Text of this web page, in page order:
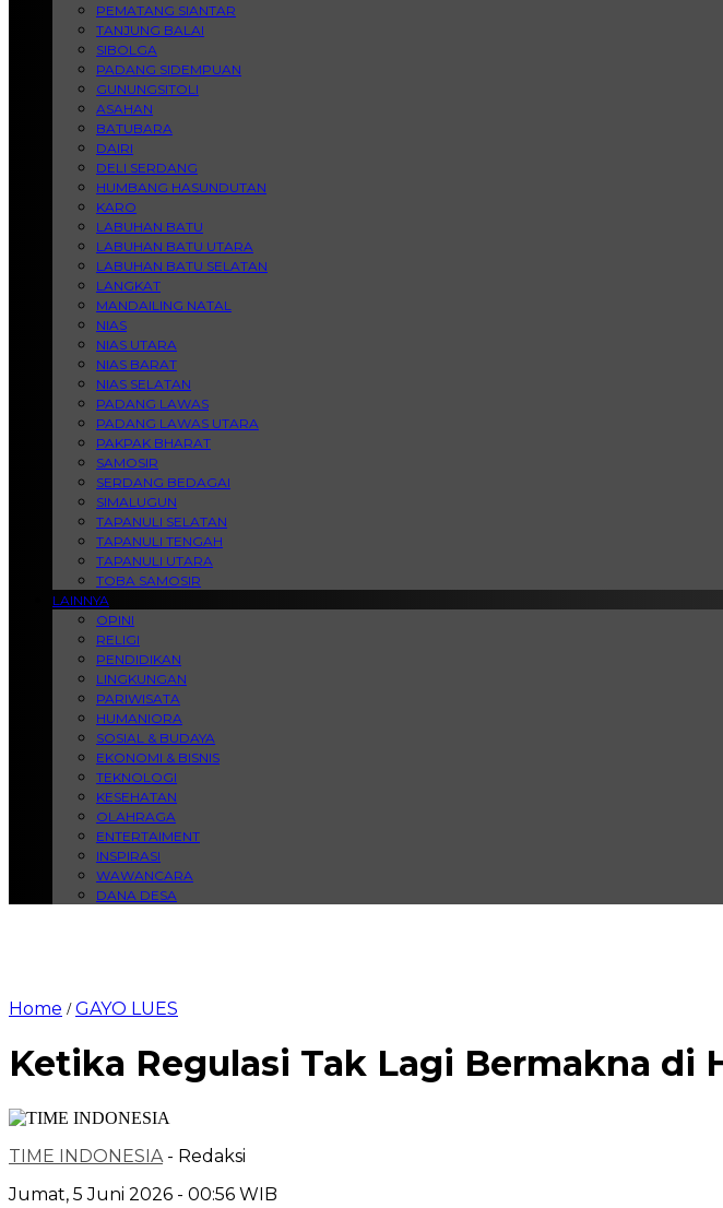
PEMATANG SIANTAR
TANJUNG BALAI
SIBOLGA
PADANG SIDEMPUAN
GUNUNGSITOLI
ASAHAN
BATUBARA
DAIRI
DELI SERDANG
HUMBANG HASUNDUTAN
KARO
LABUHAN BATU
LABUHAN BATU UTARA
LABUHAN BATU SELATAN
LANGKAT
MANDAILING NATAL
NIAS
NIAS UTARA
NIAS BARAT
NIAS SELATAN
PADANG LAWAS
PADANG LAWAS UTARA
PAKPAK BHARAT
SAMOSIR
SERDANG BEDAGAI
SIMALUGUN
TAPANULI SELATAN
TAPANULI TENGAH
TAPANULI UTARA
TOBA SAMOSIR
LAINNYA
OPINI
RELIGI
PENDIDIKAN
LINGKUNGAN
PARIWISATA
HUMANIORA
SOSIAL & BUDAYA
EKONOMI & BISNIS
TEKNOLOGI
KESEHATAN
OLAHRAGA
ENTERTAIMENT
INSPIRASI
WAWANCARA
DANA DESA
Home /GAYO LUES
Ketika Regulasi Tak Lagi Bermakna di
TIME INDONESIA - Redaksi
Jumat, 5 Juni 2026 - 00:56 WIB